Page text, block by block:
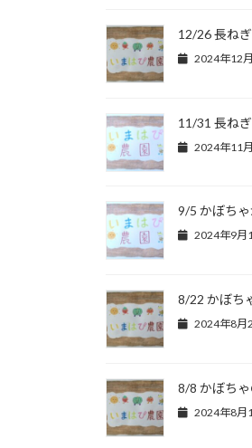
12/26 長ね
2024年12
11/31 長ね
2024年11
9/5 かぼちゃ
2024年9月
8/22 かぼち
2024年8月
8/8 かぼち
2024年8月